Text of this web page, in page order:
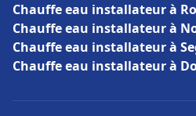
Chauffe eau installateur à
Chauffe eau installateur à
Chauffe eau installateur à
Chauffe eau installateur à